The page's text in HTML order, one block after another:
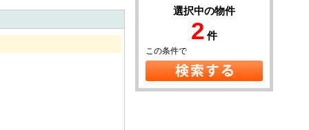
選択中の物件
2 件
この条件で